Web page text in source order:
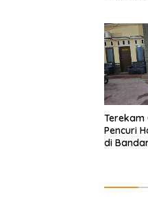
Terekam
Pencuri
di